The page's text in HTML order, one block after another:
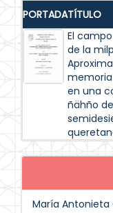
PORTADATÍTULO
El
de la
en una
ñähño
María Antonieta